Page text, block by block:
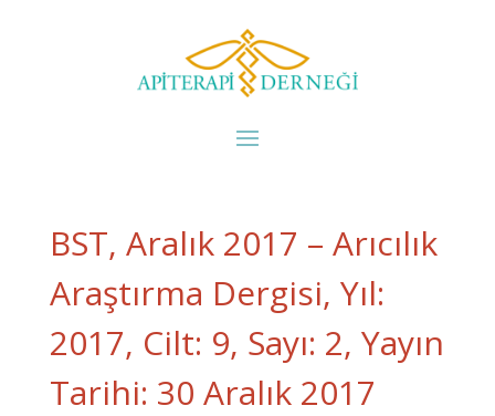
BST, Aralık 2017 – Arıcılık
Araştırma Dergisi, Yıl:
2017, Cilt: 9, Sayı: 2, Yayın
Tarihi: 30 Aralık 2017